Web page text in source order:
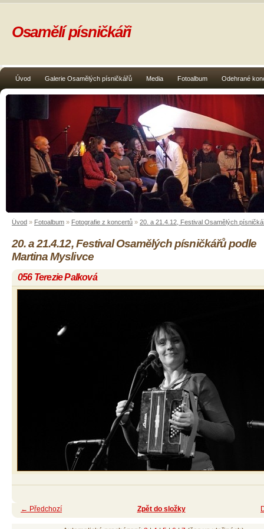
Úvod Galerie Osamělých písničkářů Media Fotoalbum Odehrané
Osamělí písničkáři
Úvod » Fotoalbum » Fotografie z koncertů » 20. a 21.4.12, Festival Osamělých
20. a 21.4.12, Festival Osamělých písničkářů podle
Martina Myslivce
056 Terezie Palková
← Předchozí Zpět do složky